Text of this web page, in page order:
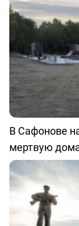
В Сафонове
мертвую